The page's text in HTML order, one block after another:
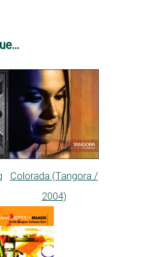
Colorada (Tangora /
2004)